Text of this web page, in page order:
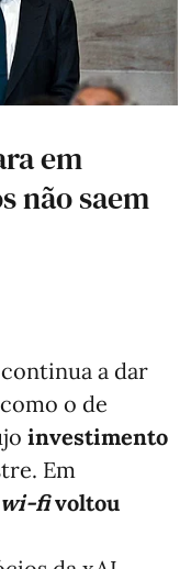
em
não saem
a dar
o de
investimento
Em
wi-fivoltou